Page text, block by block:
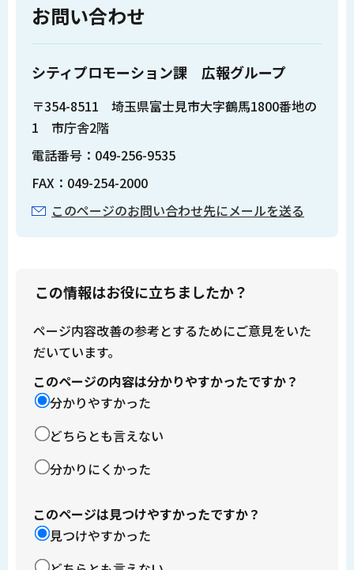
お問い合わせ
シティプロモーション課 広報グループ
〒354-8511 埼玉県富士見市大字鶴馬1800番地の
1 市庁舎2階
電話番号：049-256-9535
FAX：049-254-2000
このページのお問い合わせ先にメールを送る
この情報はお役に立ちましたか？
ページ内容改善の参考とするためにご意見をいた
だいています。
このページの内容は分かりやすかったですか？
分かりやすかった
どちらとも言えない
分かりにくかった
このページは見つけやすかったですか？
見つけやすかった